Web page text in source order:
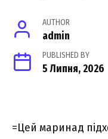
AUTHOR
admin
PUBLISHED BY
5 Липня, 2026
=Цей маринад